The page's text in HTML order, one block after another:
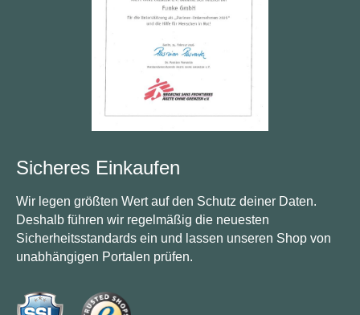
Sicheres Einkaufen
Wir legen größten Wert auf den Schutz deiner Daten.
Deshalb führen wir regelmäßig die neuesten
Sicherheitsstandards ein und lassen unseren Shop von
unabhängigen Portalen prüfen.